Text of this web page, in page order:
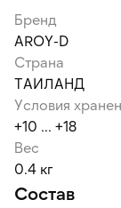
Бренд
AROY-D
Страна
ТАИЛАНД
Условия
+10 ... +18
Вес
0.4 кг
Состав